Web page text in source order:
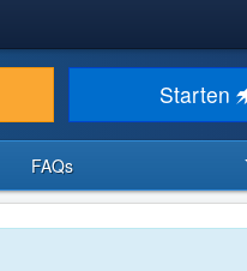
Starten
FAQs